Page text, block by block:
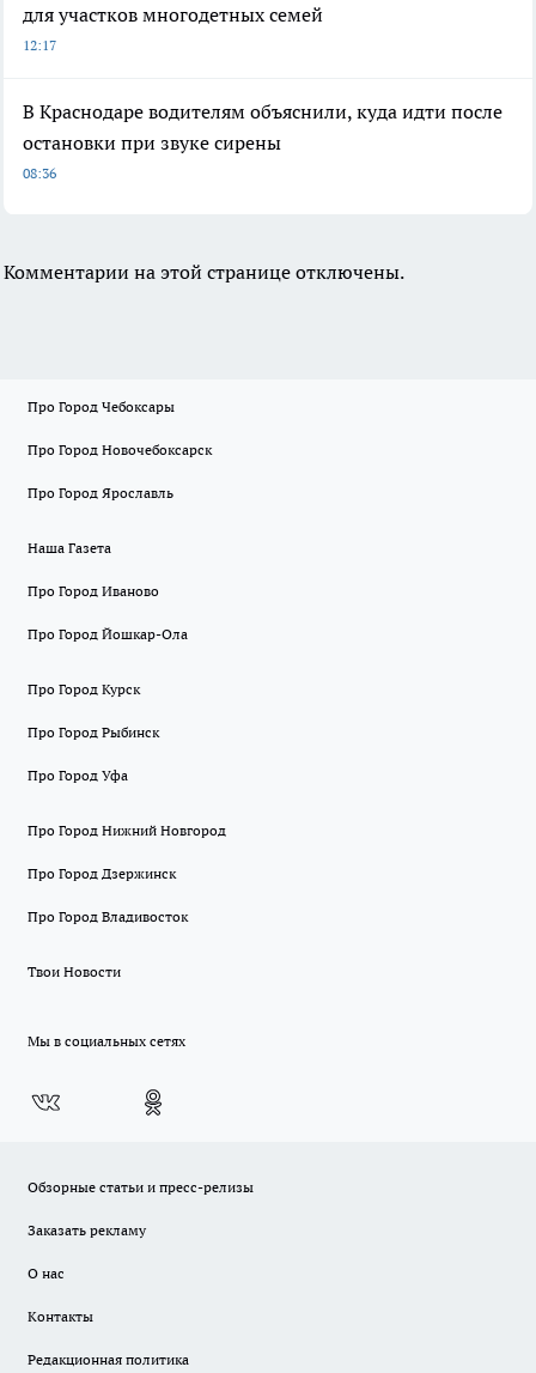
для участков многодетных семей
12:17
В Краснодаре водителям объяснили, куда идти после
остановки при звуке сирены
08:36
Комментарии на этой странице отключены.
Про Город Чебоксары
Про Город Новочебоксарск
Про Город Ярославль
Наша Газета
Про Город Иваново
Про Город Йошкар-Ола
Про Город Курск
Про Город Рыбинск
Про Город Уфа
Про Город Нижний Новгород
Про Город Дзержинск
Про Город Владивосток
Твои Новости
Мы в социальных сетях
Обзорные статьи и пресс-релизы
Заказать рекламу
О нас
Контакты
Редакционная политика